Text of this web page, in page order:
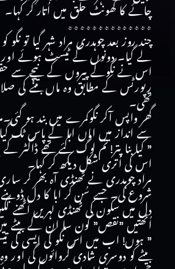
چائے کا گھونٹ حلق میں اُتار کر کہا۔
٭٭٭٭٭٭٭٭٭٭٭٭٭٭
چند روز بعد چوہدری مراد شہر گیا تو نگو
لے گیا۔ دونوں کے ٹیسٹ ہوئے اور
اس نے نگوکے پیروں کے نیچے سے
رپورٹس کے مطابق وہ ماں بننے کی
تھی۔
گھر واپس آکر نگوکمرے میں بند ہو
سے انداز میں اماں ابا کے پاس ٹک
” کیا بنا پتر! تم لوگ گئے تھے ڈاکٹر
اس کی اُتری شکل دیکھ کر کہا۔
مراد چوہدری نے ٹھنڈی آہ بھر کر
شروع کی۔ جسے سُن کر ابا کا دل
دل میں سکون کی ٹھنڈی لہریں اُٹھنے
اُٹھتیں ”نقص” کون سا ان کے بیٹے
” ہوں! اب میں اس نگو کی ایسی کی
بیٹے کو دوسری شادی کروائوں گی اور